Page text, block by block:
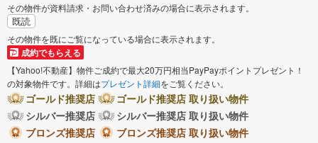
その物件が資料請求・お問い合わせ済みの場合に表示されます。
既読
その物件を既にご覧になっている場合に表示されます。
成約でもらえる
【Yahoo!不動産】物件ご成約で最大20万円相当PayPayポイントプレゼント！
の対象物件です。詳細はプレゼント詳細をご覧ください。
ゴールド推奨店
ゴールド推奨店 取り扱い物件
シルバー推奨店
シルバー推奨店 取り扱い物件
ブロンズ推奨店
ブロンズ推奨店 取り扱い物件